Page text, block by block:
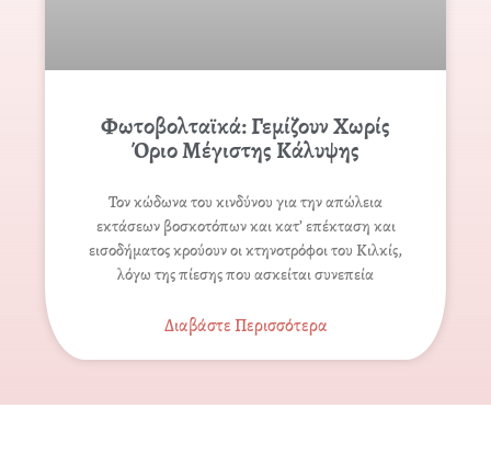
Φωτοβολταϊκά: Γεμίζουν Χωρίς
Όριο Μέγιστης Κάλυψης
Τον κώδωνα του κινδύνου για την απώλεια
εκτάσεων βοσκοτόπων και κατ’ επέκταση και
εισοδήµατος κρούουν οι κτηνοτρόφοι του Κιλκίς,
λόγω της πίεσης που ασκείται συνεπεία
Διαβάστε Περισσότερα